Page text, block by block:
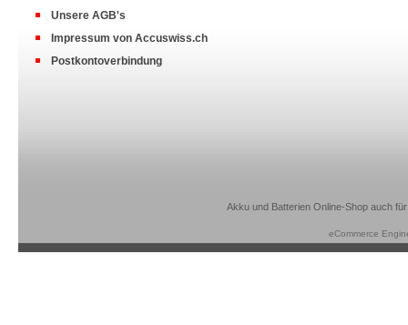
Unsere AGB's
Impressum von Accuswiss.ch
Postkontoverbindung
Akku und Batterien Online-Shop auch
eCommerce